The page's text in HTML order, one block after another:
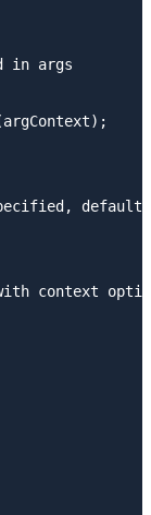
in args
context